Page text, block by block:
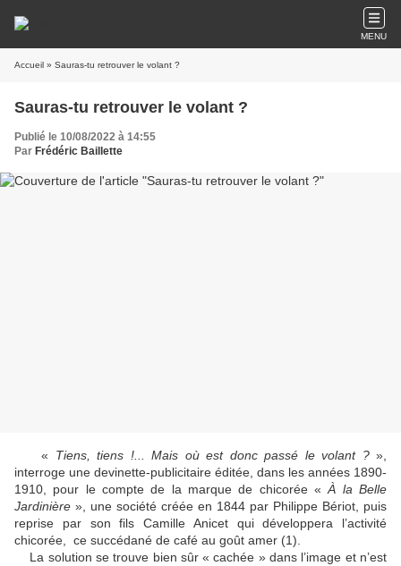
MENU
Accueil » Sauras-tu retrouver le volant ?
Sauras-tu retrouver le volant ?
Publié le 10/08/2022 à 14:55
Par Frédéric Baillette
« Tiens, tiens !... Mais où est donc passé le volant ?»,
interroge une devinette-publicitaire éditée, dans les années 1890-
1910, pour le compte de la marque de chicorée «À la Belle
Jardinière », une société créée en 1844 par Philippe Bériot, puis
reprise par son fils Camille Anicet qui développera l’activité
chicorée, ce succédané de café au goût amer (1).
La solution se trouve bien sûr « cachée » dans l’image et n’est